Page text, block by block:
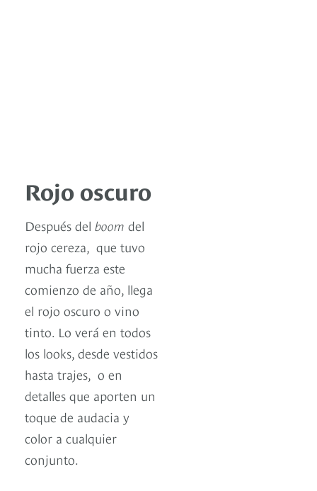
Rojo oscuro
Después del boom del
rojo cereza, que tuvo
mucha fuerza este
comienzo de año, llega
el rojo oscuro o vino
tinto. Lo verá en todos
los looks, desde vestidos
hasta trajes, o en
detalles que aporten un
toque de audacia y
color a cualquier
conjunto.